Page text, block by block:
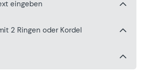
eingeben
2 Ringen oder Kordel